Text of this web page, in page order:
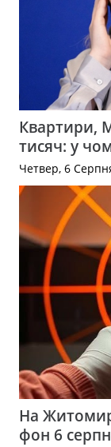
Квартири,
тисяч: у
Четвер, 6
На
фон 6